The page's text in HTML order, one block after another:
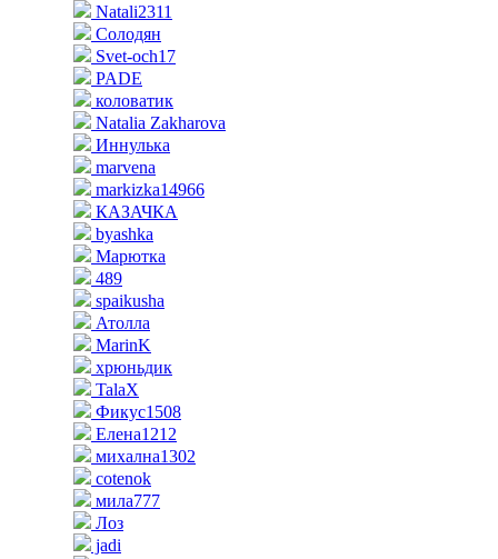
Natali2311
Солодян
Svet-och17
PADE
коловатик
Natalia Zakharova
Иннулька
marvena
markizka14966
КАЗАЧКА
byashka
Марютка
489
spaikusha
Атолла
MarinK
хрюньдик
TalaX
Фикус1508
Елена1212
михална1302
cotenok
мила777
Лоз
jadi